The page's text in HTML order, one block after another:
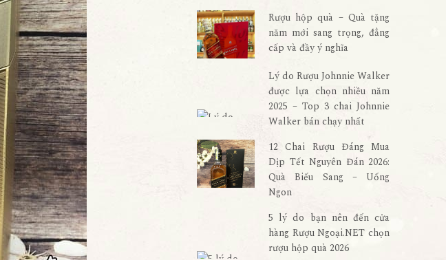
Rượu hộp quà – Quà tặng
năm mới sang trọng, đẳng
cấp và đầy ý nghĩa
Lý do Rượu Johnnie Walker
được lựa chọn nhiều năm
2025 – Top 3 chai Johnnie
Walker bán chạy nhất
12 Chai Rượu Đáng Mua
Dịp Tết Nguyên Đán 2026:
Quà Biếu Sang – Uống
Ngon
5 lý do bạn nên đến cửa
hàng Rượu Ngoại.NET chọn
rượu hộp quà 2026